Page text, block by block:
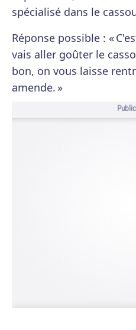
spécialisé dans le
Réponse possible : «
vais aller goûter le
bon, on vous laisse
amende. »